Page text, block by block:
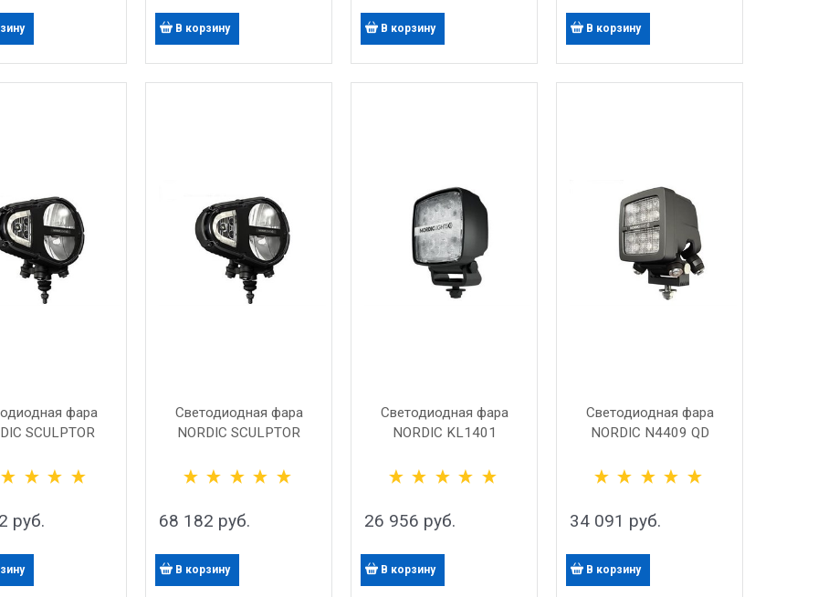
В корзину В корзину В корзину
фара
SCULPTOR
руб.
Светодиодная фара
NORDIC SCULPTOR
68 182 руб.
В корзину
Светодиодная фара
NORDIC KL1401
26 956 руб.
В корзину
Светодиодная фара
NORDIC N4409 QD
34 091 руб.
В корзину